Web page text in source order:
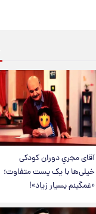
آقای مجریِ دوران کودکی
خیلی‌ها با یک پست متفاوت؛
«غمگینم بسیار زیاد»!